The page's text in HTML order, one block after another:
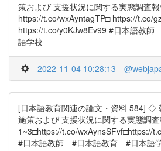
策および 支援状況に関する実態調査
https://t.co/wxAyntagTP□ https://t.co/
https://t.co/y0KJw8Ev99 #日本語教
語学校
2022-11-04 10:28:13
[日本語教育関連の論文・資料 584] ◇
施策および 支援状況に関する実態調
1~3□https://t.co/wxAynsSFvf□https://
#日本語教師 #日本語教育 #日本語